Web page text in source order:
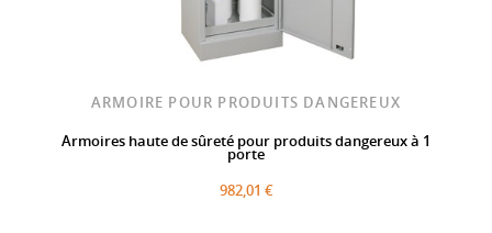
ARMOIRE POUR PRODUITS DANGEREUX
Armoires haute de sûreté pour produits dangereux à 1
porte
982,01 €